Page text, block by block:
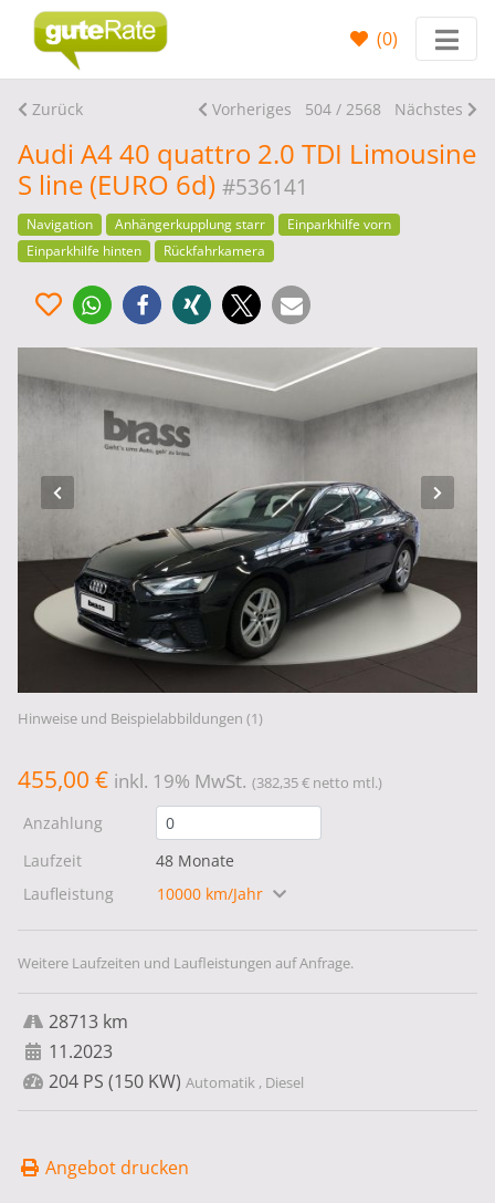
(0)
Zurück Vorheriges 504 / 2568 Nächstes
Audi A4 40 quattro 2.0 TDI Limousine
S line (EURO 6d) #536141
Navigation Anhängerkupplung starr
Einparkhilfe vorn
Einparkhilfe hinten
Rückfahrkamera
Hinweise und Beispielabbildungen (1)
455,00 € inkl. 19% MwSt. (382,35 € netto mtl.)
Anzahlung
Laufzeit
48 Monate
Laufleistung
10000 km/Jahr
Weitere Laufzeiten und Laufleistungen auf Anfrage.
28713 km
11.2023
204 PS (150 KW) Automatik , Diesel
Angebot drucken